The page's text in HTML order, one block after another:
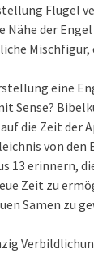
Flügel
Nähe der
Mischfigur,
eine
Sense?
die Zeit der
von den
13 erinnern,
Zeit zu
Samen zu